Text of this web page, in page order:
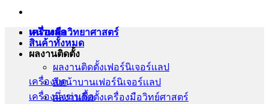
หน้าหลัก
สินค้าทั้งหมด
ผลงานติดตั้ง
ผลงานติดตั้งเฟอร์นิเจอร์เเลป
สีหน้าบานเฟอร์นิเจอร์เเลป
ผลงานติดตั้งเครื่องมือวิทย์ศาสตร์
เครื่องมือวิทยาศาสตร์
เครื่องบด
เครื่องนึ่งฆ่าเชื้อ